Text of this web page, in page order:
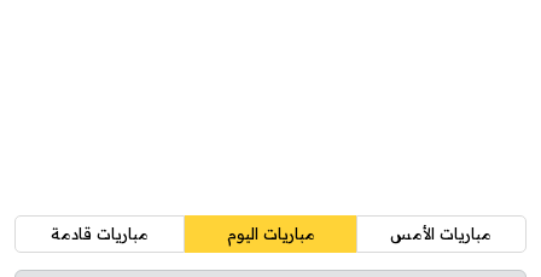
مباريات الأمس مباريات اليوم مباريات قادمة